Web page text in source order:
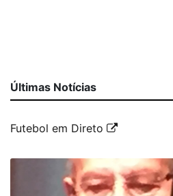
Últimas Notícias
Futebol em Direto